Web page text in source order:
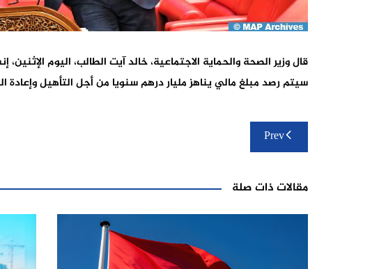
قال وزير الصحة والحماية الاجتماعية، خالد آيت الطالب، اليوم
سيتم رصد مبلغ مالي يناهز مليار درهم سنويا من أجل التأهيل وإعادة
تصفّح
المقالات
Prev
مقالات ذات صلة